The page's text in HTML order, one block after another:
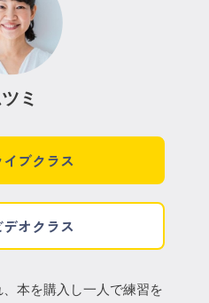
ミ
ブクラス
オクラス
本を購入し一人で練習を